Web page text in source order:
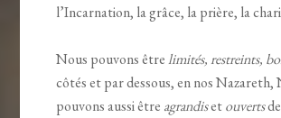
l’Incarnation, la grâce, la prière, la
Nous pouvons êtrelimités, restreints,
côtés et par dessous, en nos Nazareth,
pouvons aussi être agrandisetouverts